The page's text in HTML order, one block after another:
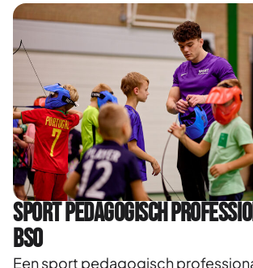
Sport pedagogisch
BSO
Een sport pedagogisch